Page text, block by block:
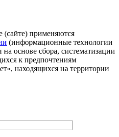
применяются
(информационные технологии
основе сбора, систематизации
к предпочтениям
находящихся на территории